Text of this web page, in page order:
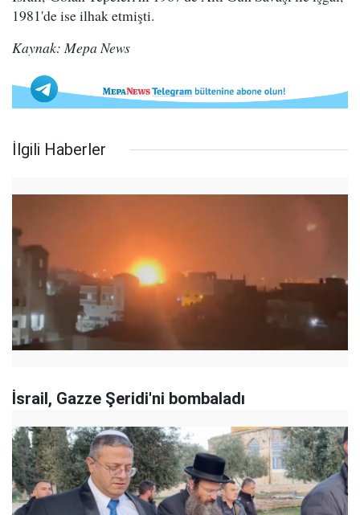
1981'de ise ilhak etmişti.
Kaynak: Mepa News
İlgili Haberler
İsrail, Gazze Şeridi'ni bombaladı